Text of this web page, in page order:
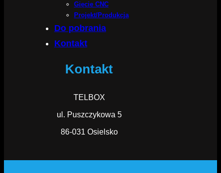
Gięcie CNC
Projekt/Produkcja
Do pobrania
Kontakt
Kontakt
TELBOX
ul. Puszczykowa 5
86-031 Osielsko